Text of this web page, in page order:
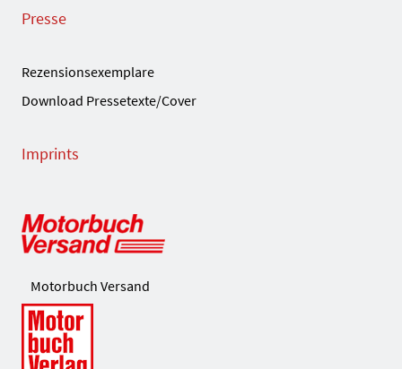
Presse
Rezensionsexemplare
Download Pressetexte/Cover
Imprints
Motorbuch Versand